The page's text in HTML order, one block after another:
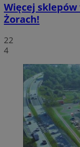
Więcej
Żorach!
22
4